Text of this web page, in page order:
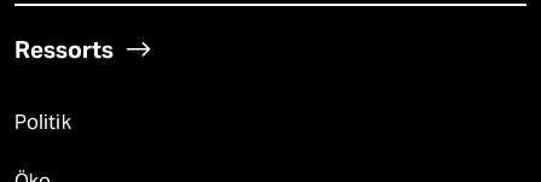
Ressorts
Politik